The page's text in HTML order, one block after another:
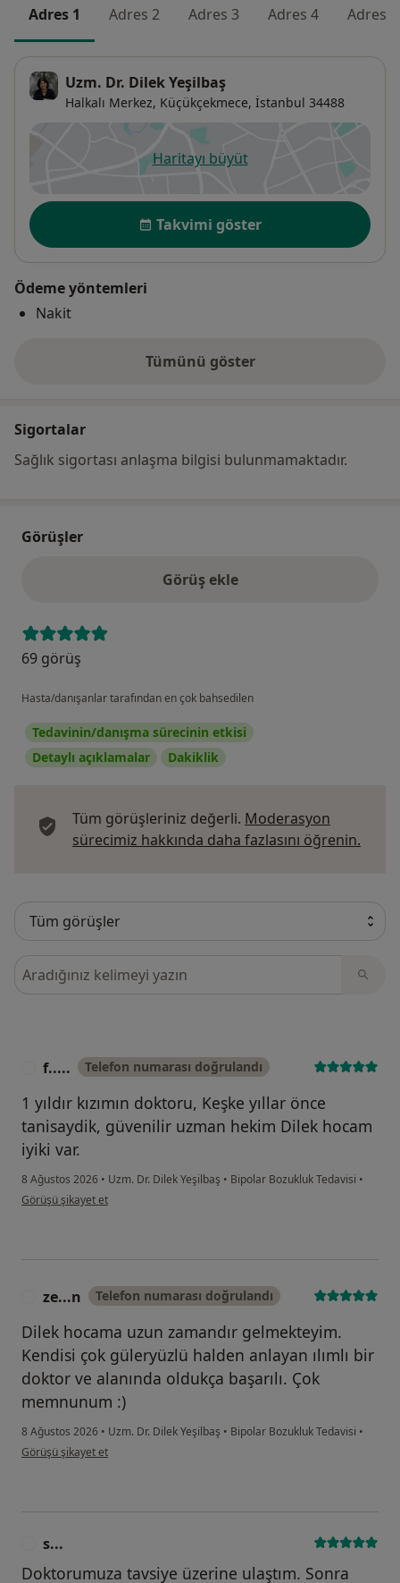
Adres 1 Adres 2 Adres 3 Adres 4 Adres 5
Uzm. Dr. Dilek Yeşilbaş
Halkalı Merkez, Küçükçekmece, İstanbul 34488
Haritayı büyütyeni bir sekmede açılır
Uygunluk
Takvimi göster
Ödeme yöntemleri
Nakit
Tümünü göster
adres hakkında
Sigortalar
Sağlık sigortası anlaşma bilgisi bulunmamaktadır.
Görüşler
Görüş ekle
69 görüş
Hasta/danışanlar tarafından en çok bahsedilen
Tedavinin/danışma sürecinin etkisi
Detaylı açıklamalar
Dakiklik
Tüm görüşleriniz değerli. Moderasyon
sürecimiz hakkında daha fazlasını öğrenin.
Görüşler içerisinde ara
f..... Telefon numarası doğrulandı
1 yıldır kızımın doktoru, Keşke yıllar önce
tanisaydik, güvenilir uzman hekim Dilek hocam
iyiki var.
8 Ağustos 2026 • Uzm. Dr. Dilek Yeşilbaş • Bipolar Bozukluk Tedavisi •
kullanıcının görüşüne göre f.....
Görüşü şikayet et
ze...n Telefon numarası doğrulandı
Dilek hocama uzun zamandır gelmekteyim.
Kendisi çok güleryüzlü halden anlayan ılımlı bir
doktor ve alanında oldukça başarılı. Çok
memnunum :)
8 Ağustos 2026 • Uzm. Dr. Dilek Yeşilbaş • Bipolar Bozukluk Tedavisi •
kullanıcının görüşüne göre ze...n
Görüşü şikayet et
s...
Doktorumuza tavsiye üzerine ulaştım. Sonra